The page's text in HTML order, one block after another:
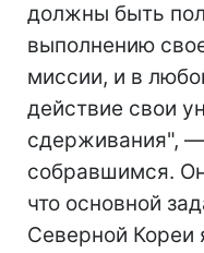
должны быть
выполнению
миссии, и в
действие свои
сдерживания",
собравшимся.
что основной
Северной Кореи